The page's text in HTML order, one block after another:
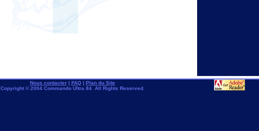
Nous contacter| FAQ| Plan du Site
Copyright © 2004 Commando Ultra 84 All Rights Reserved.